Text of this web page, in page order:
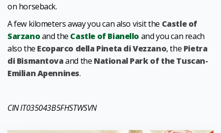
on horseback.
A few kilometers away you can also visit the Castle of
Sarzanoand the Castle of Bianello and you can reach
also the Ecoparco della Pineta di Vezzano, the Pietra
di Bismantovaand the National Park of the Tuscan-
Emilian Apennines.
CIN IT035043B5FHSTWSVN